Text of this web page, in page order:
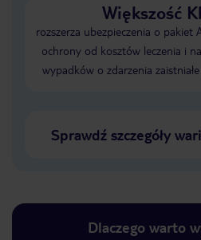
Większość
rozszerza ubezpieczenia o pakiet
ochrony od kosztów leczenia i
wypadków o zdarzenia
Sprawdź szczegóły
Dlaczego warto